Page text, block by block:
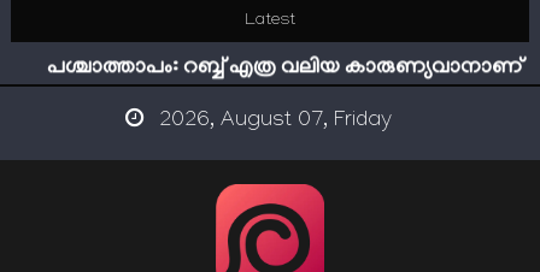
content
Latest
ഇമാം നവവി: അനന്തമായ നാൽപതാണ്ടുകൾ
പശ്ചാത്താപം: റബ്ബ് എത്ര വലിയ കാരുണ്യവാനാണ്
ഇന്ന് നേടിയാൽ ഇരട്ടി നേടാം
സൂക്ഷിക്കുക! കുറ്റകൃത്യങ്ങളാണിന്ന് ട്രെന്‍ഡ്
ഇമാം നവവി: അനന്തമായ നാൽപതാണ്ടുകൾ
2026, August 07, Friday